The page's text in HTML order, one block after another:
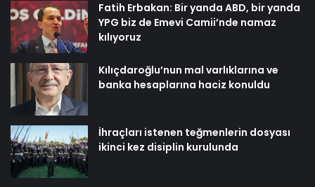
Fatih Erbakan: Bir yanda ABD, bir yanda
YPG biz de Emevi Camii’nde namaz
kılıyoruz
Kılıçdaroğlu’nun mal varlıklarına ve
banka hesaplarına haciz konuldu
İhraçları istenen teğmenlerin dosyası
ikinci kez disiplin kurulunda